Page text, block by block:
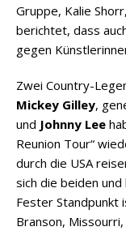
Gruppe, Kalie
berichtet, dass
gegen
Zwei Country-
Mickey Gilley,
und Johnny Lee
Reunion Tour“
durch die USA
sich die beiden
Fester Standpunkt
Branson,